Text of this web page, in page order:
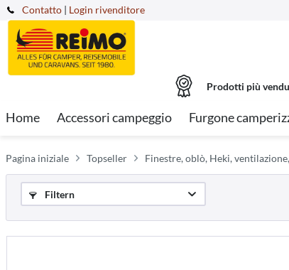
Contatto | Login rivenditore
Prodotti più
Home Accessori campeggio Furgone
Pagina iniziale Topseller Finestre, oblò, Heki,
Filtern